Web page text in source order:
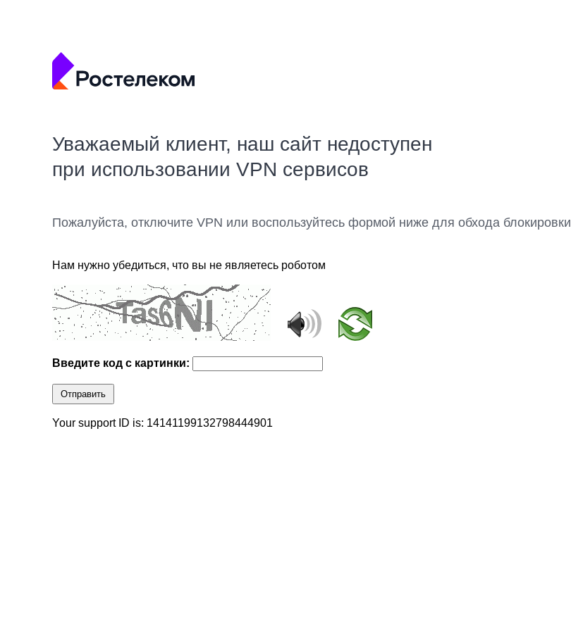
Уважаемый клиент, наш сайт недоступен
при использовании VPN сервисов
Пожалуйста, отключите VPN или воспользуйтесь формой ниже для обхода блокировки
Нам нужно убедиться, что вы не являетесь роботом
Введите код с картинки:
Отправить
Your support ID is: 14141199132798444901